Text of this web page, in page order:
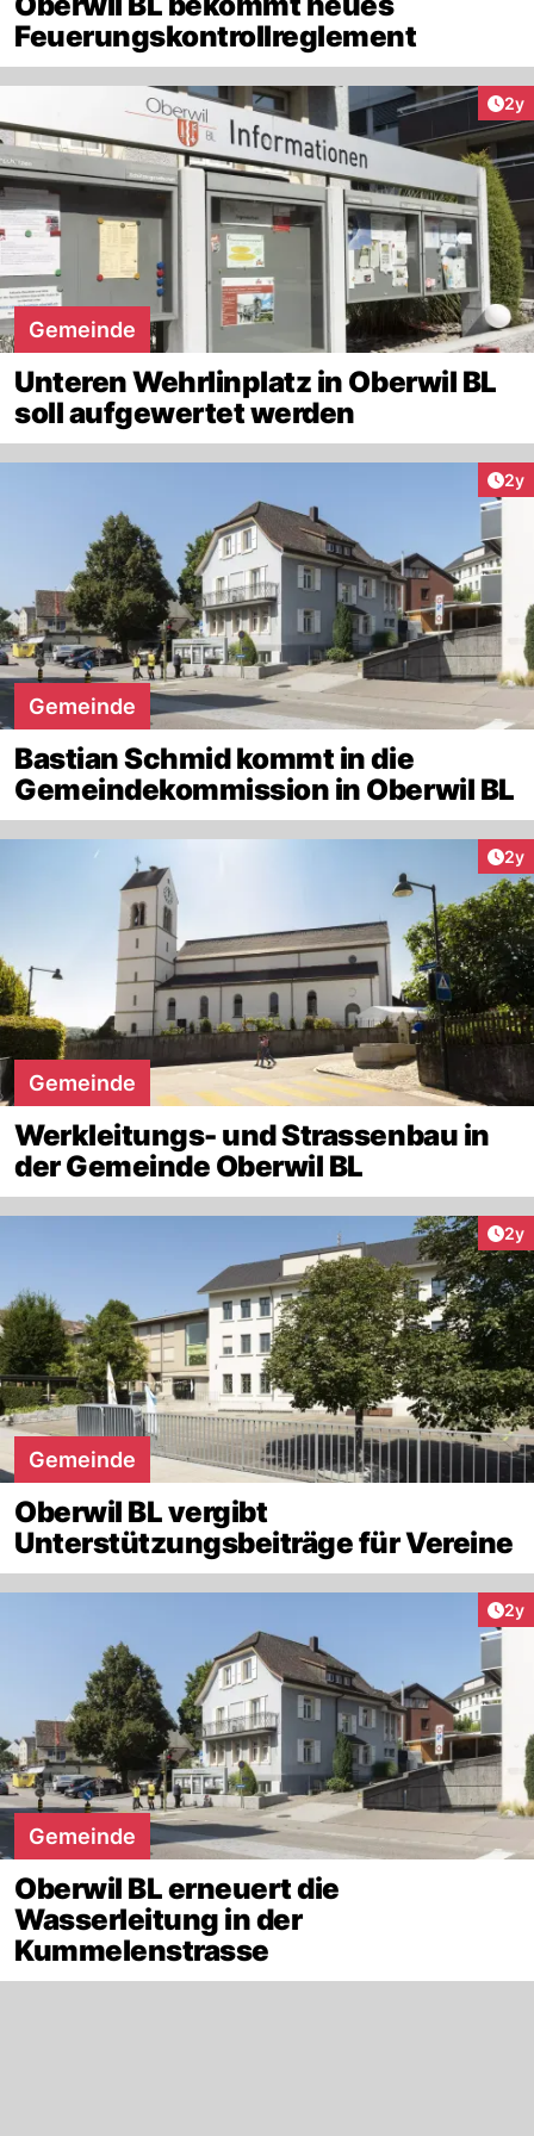
Feuerungskontrollreglement
2y
Gemeinde
Unteren Wehrlinplatz in Oberwil BL
soll aufgewertet werden
2y
Gemeinde
Bastian Schmid kommt in die
Gemeindekommission in Oberwil BL
2y
Gemeinde
Werkleitungs- und Strassenbau in
der Gemeinde Oberwil BL
2y
Gemeinde
Oberwil BL vergibt
Unterstützungsbeiträge für Vereine
2y
Gemeinde
Oberwil BL erneuert die
Wasserleitung in der
Kummelenstrasse